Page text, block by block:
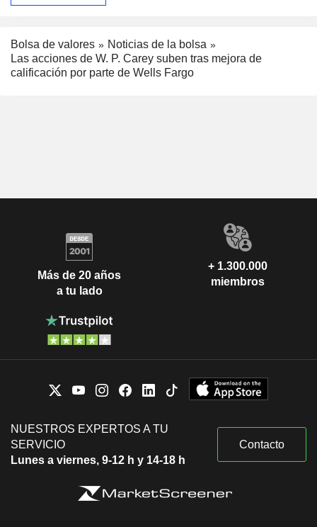
Bolsa de valores
Noticias de la bolsa
Las acciones de W. P. Carey suben tras mejora de
calificación por parte de Wells Fargo
Más de 20 años
a tu lado
+ 1.300.000
miembros
NUESTROS EXPERTOS A TU
SERVICIO
Lunes a viernes, 9-12 h y 14-18 h
Contacto